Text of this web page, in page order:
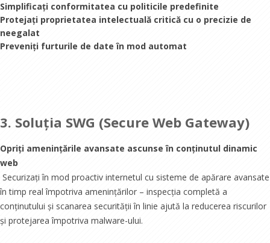
Simplificați conformitatea cu politicile predefinite
Protejați proprietatea intelectuală critică cu o precizie de
neegalat
Preveniți furturile de date în mod automat
3. Soluția SWG (Secure Web Gateway)
Opriți amenințările avansate ascunse în conținutul dinamic
web
Securizați în mod proactiv internetul cu sisteme de apărare avansate
în timp real împotriva amenințărilor – inspecția completă a
conținutului și scanarea securității în linie ajută la reducerea riscurilor
și protejarea împotriva malware-ului.